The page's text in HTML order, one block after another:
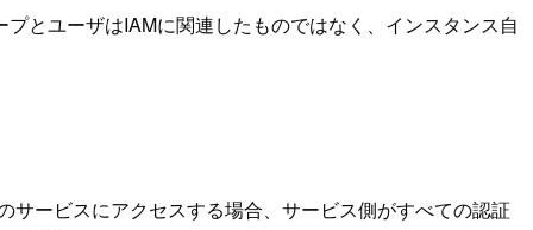
とユーザはIAMに関連したものではなく、インスタンス自
ービスにアクセスする場合、サービス側がすべての認証